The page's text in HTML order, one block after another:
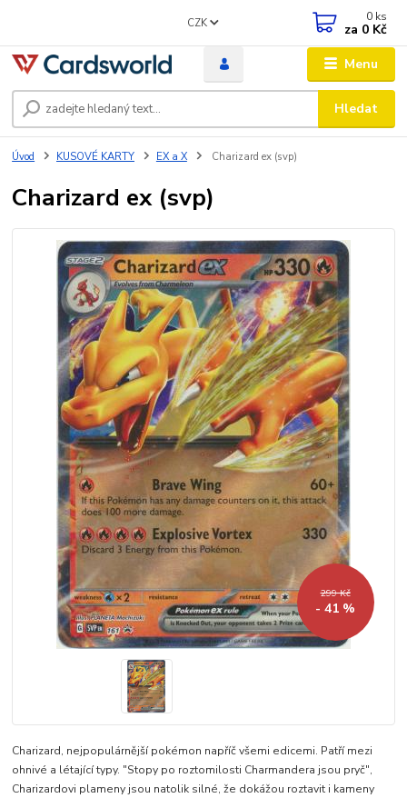
Menu
CZK
Hledat
0 ks
za 0 Kč
Úvod KUSOVÉ KARTY EX a X Charizard ex (svp)
Charizard ex (svp)
299 Kč
- 41 %
Charizard, nejpopulárnější pokémon napříč všemi edicemi. Patří mezi
ohnivé a létající typy. "Stopy po roztomilosti Charmandera jsou pryč",
Charizardovi plameny jsou natolik silné, že dokážou roztavit i kameny